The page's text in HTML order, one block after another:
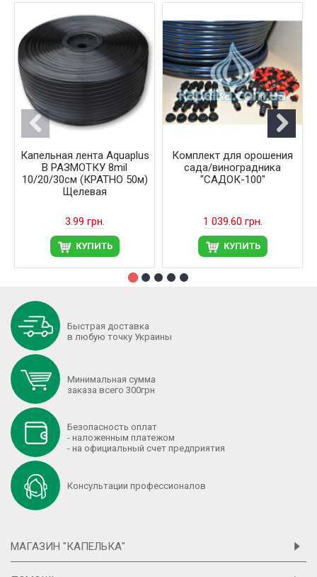
Капельная лента Aquaplus
В РАЗМОТКУ 8mil
10/20/30см (КРАТНО 50м)
Щелевая
3.99 грн.
КУПИТЬ
Комплект для орошения
сада/виноградника
"САДОК-100"
1 039.60 грн.
КУПИТЬ
Быстрая доставка
в любую точку Украины
Минимальная сумма
заказа всего 300грн
Безопасность оплат
- наложенным платежом
- на официальный счет предприятия
Консультации профессионалов
МАГАЗИН "КАПЕЛЬКА"